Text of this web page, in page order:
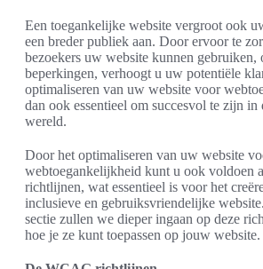
Een toegankelijke website vergroot ook
een breder publiek aan. Door ervoor te
bezoekers uw website kunnen gebruiken,
beperkingen, verhoogt u uw potentiële
optimaliseren van uw website voor
dan ook essentieel om succesvol te zijn
wereld.
Door het optimaliseren van uw website
webtoegankelijkheid kunt u ook voldoen
richtlijnen, wat essentieel is voor het
inclusieve en gebruiksvriendelijke
sectie zullen we dieper ingaan op deze
hoe je ze kunt toepassen op jouw website.